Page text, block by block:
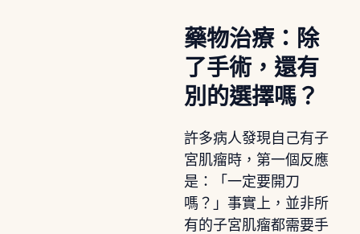
藥物治療：除
了手術，還有
別的選擇嗎？
許多病人發現自己有子
宮肌瘤時，第一個反應
是：「一定要開刀
嗎？」事實上，並非所
有的子宮肌瘤都需要手